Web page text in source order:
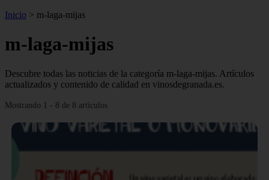
Inicio > m-laga-mijas
m-laga-mijas
Descubre todas las noticias de la categoría m-laga-mijas. Artículos
actualizados y contenido de calidad en vinosdegranada.es.
Mostrando 1 - 8 de 8 artículos